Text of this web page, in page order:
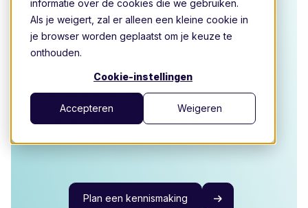
informatie over de cookies die we gebruiken.
Als je weigert, zal er alleen een kleine cookie in
je browser worden geplaatst om je keuze te
onthouden.
Cookie-instellingen
Accepteren Weigeren
rechtmatige
inkomenstoetsing
Gemeenten en uitvoeringsorganisaties laten burgers
met Ockto direct en veilig hun inkomensgegevens
aanleveren voor minimaregelingen en
schuldhulpverlening.Zo verkort je de doorlooptijd en
Plan een kennismaking